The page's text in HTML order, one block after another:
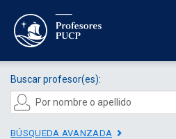
Buscar profesor(es):
BÚSQUEDA AVANZADA